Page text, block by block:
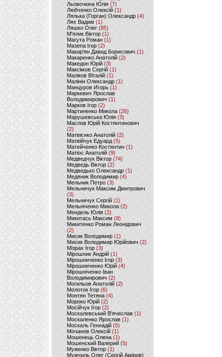
Льовочкіна Юлія(7)
Любченко Олексій(1)
Лялька (Горган) Олександр(4)
Лях Вадим (1)
Ляшко Олег (85)
М'ялик Віктор(1)
Магута Роман(1)
Мазепа Ігор (2)
Макар'ян Давид Борисович(1)
Макаренко Анатолій (2)
Македон Юрій(3)
Максімов Сергій (1)
Маліков Віталій (1)
Малінін Олександр (1)
Манцуров Игорь (1)
Маркевич Ярослав
Володимирович (1)
Марков Ігор (2)
Мартиненко Микола (26)
Марушевська Юлія (3)
Маслов Юрій Костянтинович
(2)
Матвієнко Анатолій (2)
Матвійчук Едуард(5)
Матейченко Костянтин (1)
Матіос Анатолій (9)
Медведчук Віктор(74)
Медведь Віктор (2)
Медведько Олександр (1)
Медяник Володимир(4)
Мельник Петро (3)
Мельничук Максим Дмитрович
(3)
Мельничук Сергій (1)
Мельніченко Микола (2)
Мендель Юлія (2)
Микитась Максим (8)
Микитенко Роман Леонідович
(2)
Мисик Володимир (1)
Мисик Володимир Юрійович(2)
Мізрах Ігор(3)
Мірошник Андрій(1)
Мірошниченко Ігор (3)
Мірошниченко Юрій(4)
Мірошніченко Іван
Володимирович (2)
Могильов Анатолій (2)
Молоток Ігор (6)
Монтян Тетяна (4)
Мороко Юрій(2)
Мосійчук Ігор (2)
Москалевський В'ячеслав (1)
Москаленко Ярослав (1)
Москаль Геннадій (5)
Мочанов Олексій(1)
Мошенець Олена(1)
Мошенский Валерий (5)
Муженко Віктор (1)
Мужчиль Олег (Сергій Аміров)